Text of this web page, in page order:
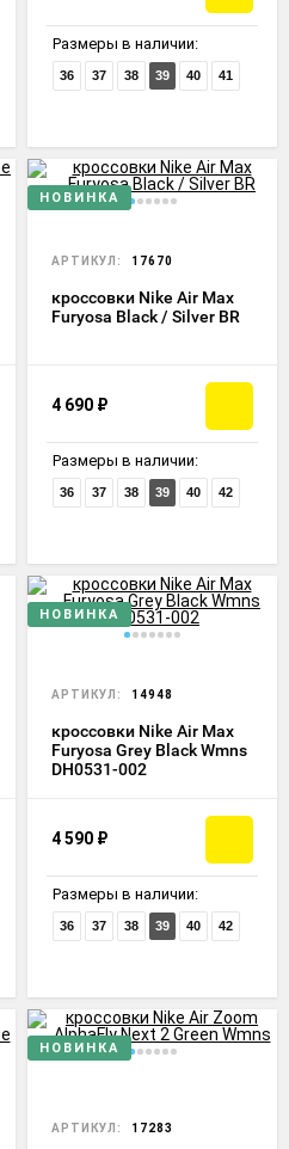
Размеры в наличии:
36 37 38 39 40 41
НОВИНКА
АРТИКУЛ: 17670
кроссовки Nike Air Max
Furyosa Black / Silver BR
4 690 ₽
Размеры в наличии:
36 37 38 39 40 42
НОВИНКА
АРТИКУЛ: 14948
кроссовки Nike Air Max
Furyosa Grey Black Wmns
DH0531-002
4 590 ₽
Размеры в наличии:
36 37 38 39 40 42
НОВИНКА
АРТИКУЛ: 17283